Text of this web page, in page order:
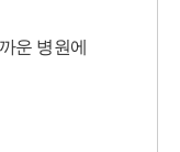
운 병원에